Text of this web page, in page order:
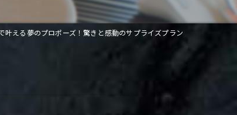
連れ
叶える夢のプロポーズ！驚きと感動のサプライズプラン